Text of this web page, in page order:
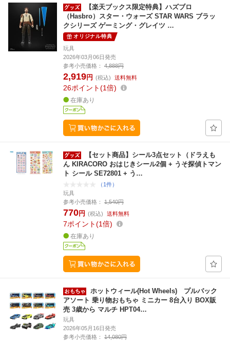
【楽天ブックス限定特典】ハズブロ
（Hasbro）スター・ウォーズ STAR WARS ブラッ
クシリーズ ゲーミング・グレイツ …
オリジナル特典
玩具
2026年03月06日発売
参考小売価格：
4,888円
2,919円 (税込) 送料無料
26ポイント 1倍
在庫あり
【セット商品】シール3点セット（ドラえも
ん KIRACORO おはじきシール2個 + うそ探偵トマン
ト シール SE72801 + う…
（1件）
玩具
参考小売価格：
1,540円
770円 (税込) 送料無料
7ポイント 1倍
在庫あり
ホットウィール(Hot Wheels) プルバック
アソート 乗り物おもちゃ ミニカー 8台入り BOX販
売 3歳から マルチ HPT04…
玩具
2026年05月16日発売
参考小売価格：
14,080円